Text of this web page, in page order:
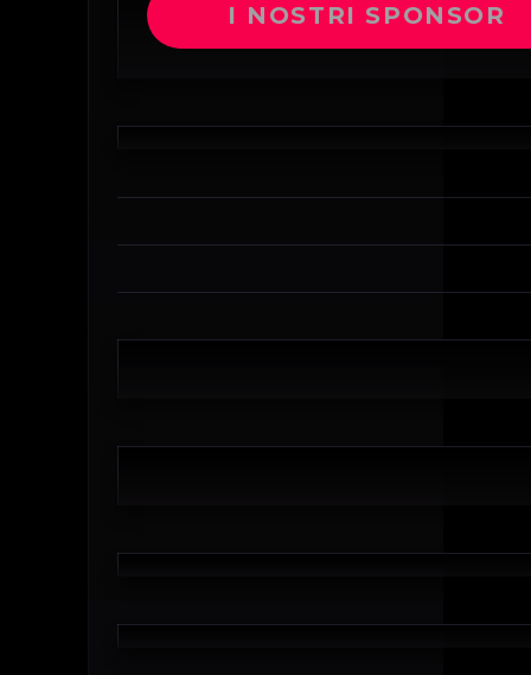
I NOSTRI SPONSOR